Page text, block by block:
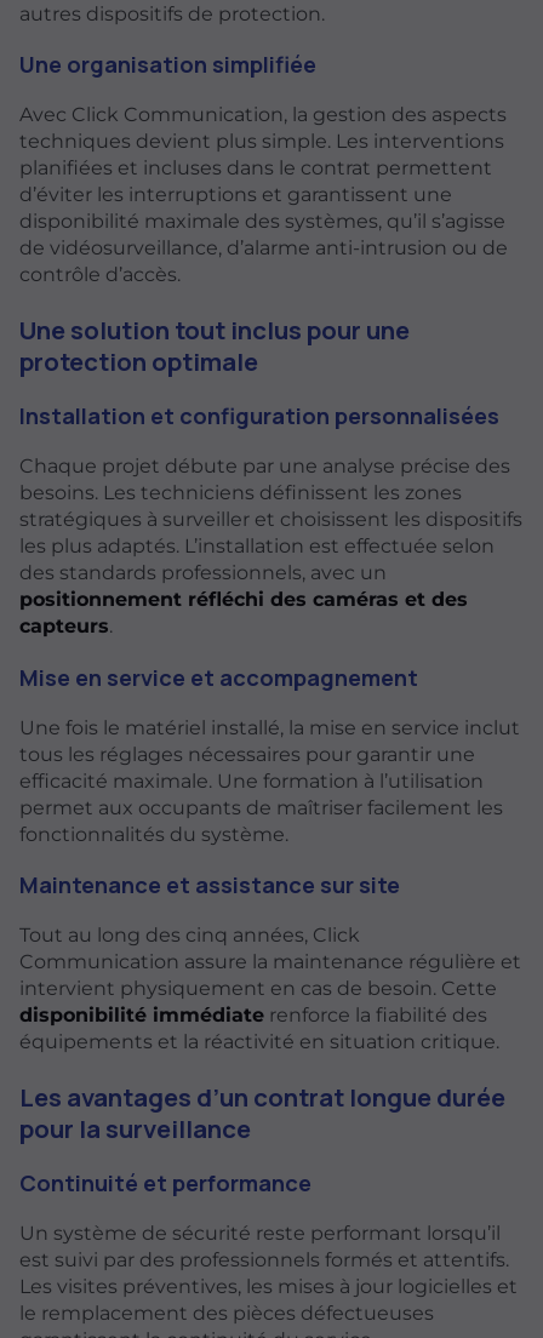
autres dispositifs de protection.
Une organisation simplifiée
Avec Click Communication, la gestion des aspects
techniques devient plus simple. Les interventions
planifiées et incluses dans le contrat permettent
d’éviter les interruptions et garantissent une
disponibilité maximale des systèmes, qu’il s’agisse
de vidéosurveillance, d’alarme anti-intrusion ou de
contrôle d’accès.
Une solution tout inclus pour une
protection optimale
Installation et configuration personnalisées
Chaque projet débute par une analyse précise des
besoins. Les techniciens définissent les zones
stratégiques à surveiller et choisissent les dispositifs
les plus adaptés. L’installation est effectuée selon
des standards professionnels, avec un
positionnement réfléchi des caméras et des
capteurs.
Mise en service et accompagnement
Une fois le matériel installé, la mise en service inclut
tous les réglages nécessaires pour garantir une
efficacité maximale. Une formation à l’utilisation
permet aux occupants de maîtriser facilement les
fonctionnalités du système.
Maintenance et assistance sur site
Tout au long des cinq années, Click
Communication assure la maintenance régulière et
intervient physiquement en cas de besoin. Cette
disponibilité immédiate renforce la fiabilité des
équipements et la réactivité en situation critique.
Les avantages d’un contrat longue durée
pour la surveillance
Continuité et performance
Un système de sécurité reste performant lorsqu’il
est suivi par des professionnels formés et attentifs.
Les visites préventives, les mises à jour logicielles et
le remplacement des pièces défectueuses